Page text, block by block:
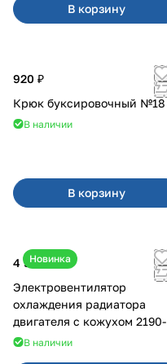
В корзину
920 ₽
Крюк буксировочный №18
В наличии
В корзину
Новинка
4 550 ₽
Электровентилятор
охлаждения радиатора
двигателя с кожухом 2190-
2194 н/о с кондиционером
В наличии